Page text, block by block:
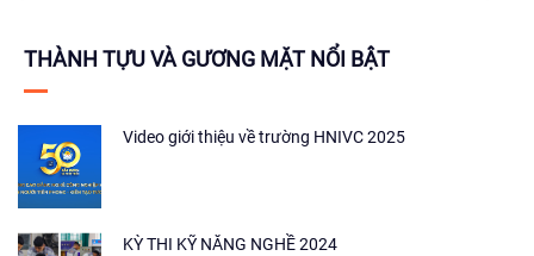
THÀNH TỰU VÀ GƯƠNG MẶT NỔI BẬT
Video giới thiệu về trường HNIVC 2025
KỲ THI KỸ NĂNG NGHỀ 2024